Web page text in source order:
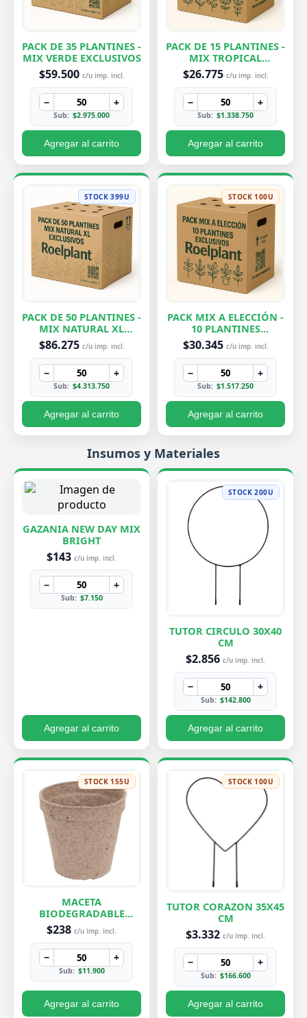
PACK DE 35 PLANTINES -
MIX VERDE EXCLUSIVOS
$59.500 c/u imp. incl.
− +
Sub: $2.975.000
Agregar al carrito
PACK DE 15 PLANTINES -
MIX TROPICAL
EXCLUSIVOS
$26.775 c/u imp. incl.
− +
Sub: $1.338.750
Agregar al carrito
STOCK 399U
PACK DE 50 PLANTINES -
MIX NATURAL XL
EXCLUSIVOS
$86.275 c/u imp. incl.
− +
Sub: $4.313.750
Agregar al carrito
STOCK 100U
PACK MIX A ELECCIÓN -
10 PLANTINES
EXCLUSIVOS
$30.345 c/u imp. incl.
− +
Sub: $1.517.250
Agregar al carrito
Insumos y Materiales
GAZANIA NEW DAY MIX
BRIGHT
$143 c/u imp. incl.
− +
Sub: $7.150
Agregar al carrito
STOCK 200U
TUTOR CIRCULO 30X40
CM
$2.856 c/u imp. incl.
− +
Sub: $142.800
Agregar al carrito
STOCK 155U
MACETA
BIODEGRADABLE
PEQUEÑA 7X8 CM
$238 c/u imp. incl.
− +
Sub: $11.900
Agregar al carrito
STOCK 100U
TUTOR CORAZON 35X45
CM
$3.332 c/u imp. incl.
− +
Sub: $166.600
Agregar al carrito